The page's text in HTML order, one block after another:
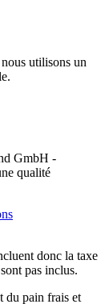
utilisons un
GmbH -
qualité
donc la taxe
pas inclus.
du pain frais et